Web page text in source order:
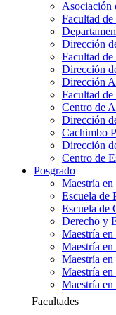
Asociación
Facultad
Dirección
Facultad
Dirección
Dirección
Facultad
Centro de
Dirección
Cachimbo
Dirección
Centro de
Posgrado
Maestría
Escuela de
Escuela de
Derecho y
Maestría
Maestría
Maestría
Maestría
Maestría
Facultades